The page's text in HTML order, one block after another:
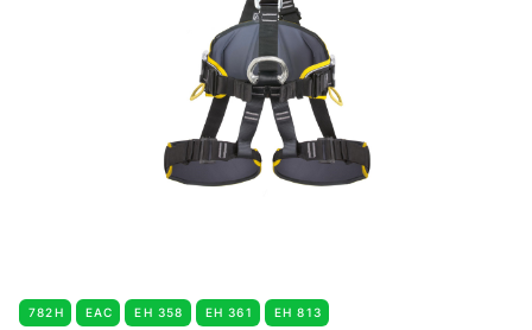
782Н EAC ЕН 358 ЕН 361 ЕН 813